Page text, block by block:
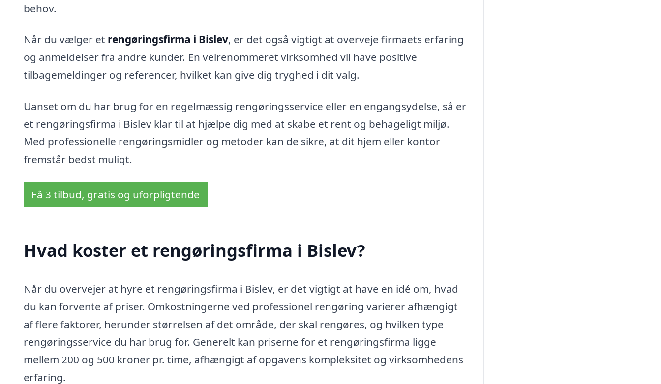
behov.
Når du vælger et rengøringsfirma i Bislev, er det også vigtigt at overveje firmaets erfaring
og anmeldelser fra andre kunder. En velrenommeret virksomhed vil have positive
tilbagemeldinger og referencer, hvilket kan give dig tryghed i dit valg.
Uanset om du har brug for en regelmæssig rengøringsservice eller en engangsydelse, så er
et rengøringsfirma i Bislev klar til at hjælpe dig med at skabe et rent og behageligt miljø.
Med professionelle rengøringsmidler og metoder kan de sikre, at dit hjem eller kontor
fremstår bedst muligt.
Få 3 tilbud, gratis og uforpligtende
Hvad koster et rengøringsfirma i Bislev?
Når du overvejer at hyre et rengøringsfirma i Bislev, er det vigtigt at have en idé om, hvad
du kan forvente af priser. Omkostningerne ved professionel rengøring varierer afhængigt
af flere faktorer, herunder størrelsen af det område, der skal rengøres, og hvilken type
rengøringsservice du har brug for. Generelt kan priserne for et rengøringsfirma ligge
mellem 200 og 500 kroner pr. time, afhængigt af opgavens kompleksitet og virksomhedens
erfaring.